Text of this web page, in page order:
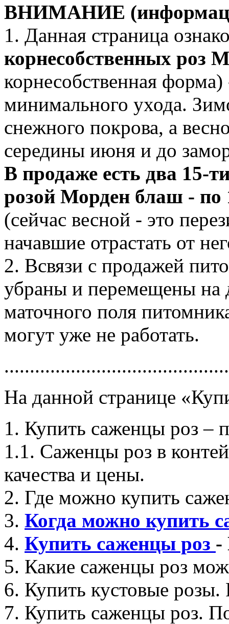
ВНИМАНИЕ
1. Данная страница
корнесобственных роз
корнесобственная
минимального ухода.
снежного покрова, а
середины июня и до
В продаже есть два 15-
розой Морден блаш - по
(сейчас весной - это
начавшие отрастать от
2. Всвязи с продажей
убраны и перемещены на
маточного поля
могут уже не работать.
На данной странице
1. Купить саженцы роз –
1.1. Саженцы роз в
качества и цены.
2. Где можно купить
3. Когда можно купить
4. Купить саженцы роз -
5. Какие саженцы роз
6. Купить кустовые розы.
7. Купить саженцы роз.